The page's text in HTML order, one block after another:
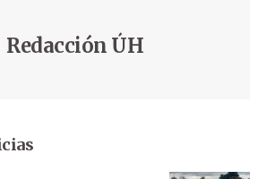
Redacción ÚH